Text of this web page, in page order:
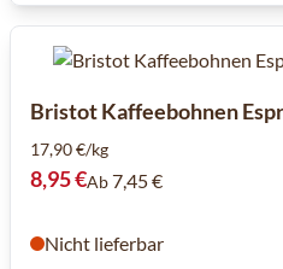
Bristot Kaffeebohnen
17,90 €/kg
8,95 €Ab7,45 €
Nicht lieferbar